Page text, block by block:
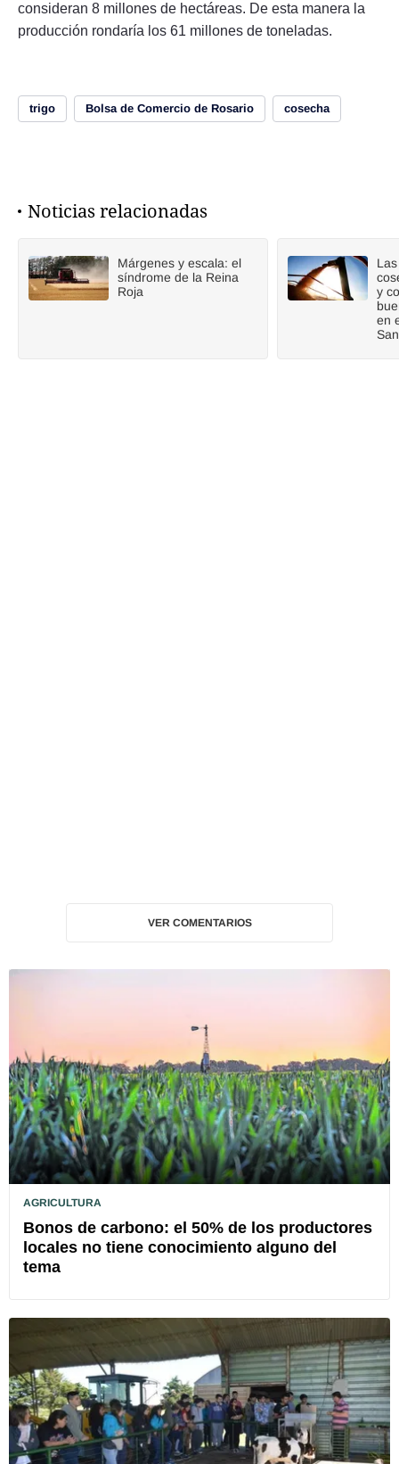
consideran 8 millones de hectáreas. De esta manera la
producción rondaría los 61 millones de toneladas.
trigo Bolsa de Comercio de Rosario cosecha
Noticias relacionadas
Márgenes y escala: el
síndrome de la Reina
Roja
y
en
VER COMENTARIOS
AGRICULTURA
Bonos de carbono: el 50% de los productores
locales no tiene conocimiento alguno del
tema